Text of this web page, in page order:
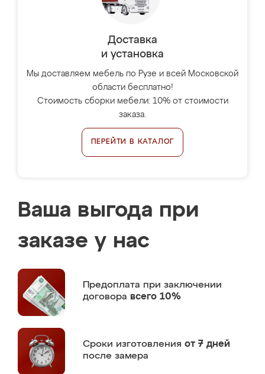
Доставка
и установка
Мы доставляем мебель по Рузе и всей Московской
области бесплатно!
Стоимость сборки мебели: 10% от стоимости
заказа.
ПЕРЕЙТИ В КАТАЛОГ
Ваша выгода при
заказе у нас
Предоплата при заключении
договора всего 10%
Сроки изготовления от 7 дней
после замера